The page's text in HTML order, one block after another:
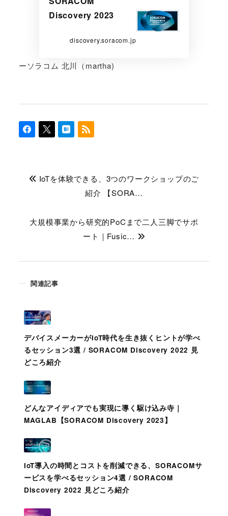
Discovery 2023
discovery.soracom.jp
ーソラコム 北川（martha)
関連記事
デバイスメーカーがIoT時代を生き抜くヒントが学べ
るセッション3選 / SORACOM Discovery 2022 見
どころ紹介
どんなアイディアでも実現に導く駆け込み寺｜
MAGLAB【SORACOM Discovery 2023】
IoT導入の時間とコストを削減できる、SORACOMサ
ービスを学べるセッション4選 / SORACOM
Discovery 2022 見どころ紹介
IoTを体験できる、3つのワークショップのご
紹介 【SORA…
大規模事業から研究的PoCまで二人三脚でサポ
ート｜Fusic…